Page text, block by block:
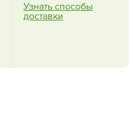
Узнать способы
доставки